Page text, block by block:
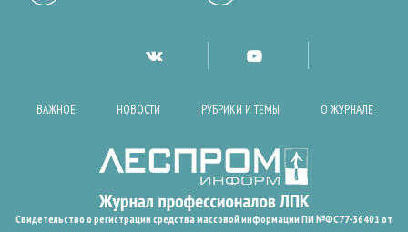
ВАЖНОЕ НОВОСТИ РУБРИКИ И ТЕМЫ О ЖУРНАЛЕ
Свидетельство о регистрации средства массовой информации ПИ №ФС77-36401 от